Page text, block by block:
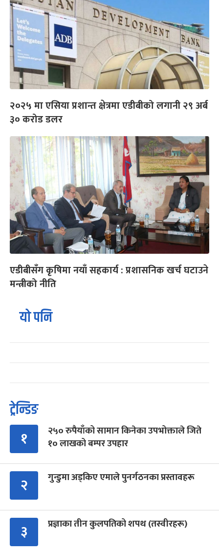
२०२५ मा एसिया प्रशान्त क्षेत्रमा एडीबीको लगानी २९ अर्ब
३० करोड डलर
एडीबीसँग कृषिमा नयाँ सहकार्य : प्रशासनिक खर्च घटाउने
मन्त्रीको नीति
यो पनि
ट्रेन्डिङ
१
२५० रुपैयाँको सामान किनेका उपभोक्ताले जिते
१० लाखको बम्पर उपहार
२ गुन्डुमा अड्किए एमाले पुनर्गठनका प्रस्तावहरू
३ प्रज्ञाका तीन कुलपतिको शपथ (तस्वीरहरू)